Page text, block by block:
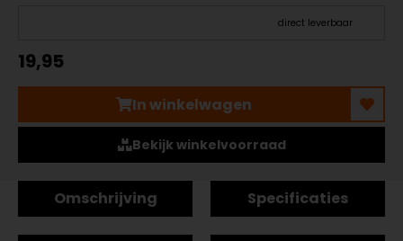
direct leverbaar
19,95
In winkelwagen
Bekijk winkelvoorraad
Omschrijving Specificaties